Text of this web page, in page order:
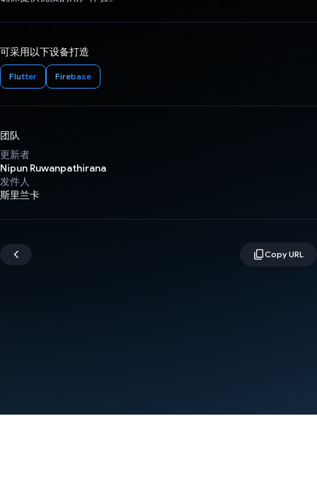
可采用以下设备打造
Flutter Firebase
团队
更新者
Nipun Ruwanpathirana
发件人
斯里兰卡